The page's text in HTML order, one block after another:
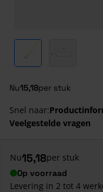
Nu15,18per stuk
Snel naar:
Veelgestelde vragen
Nu15,18per stuk
Op voorraad
Levering in 2 tot 4